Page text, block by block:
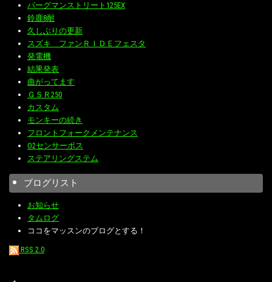
バーグマンストリート125EX
鈴鹿8耐
久しぶりの更新
スズキ ファンＲＩＤＥフェスタ
発電機
結果発表
曲がってます
ＧＳＲ250
カスタム
モンキーの続き
フロントフォークメンテナンス
O2センサーボス
ステアリングステム
ブログリスト
お知らせ
タムログ
ココをマッスンのブログとする！
RSS 2.0